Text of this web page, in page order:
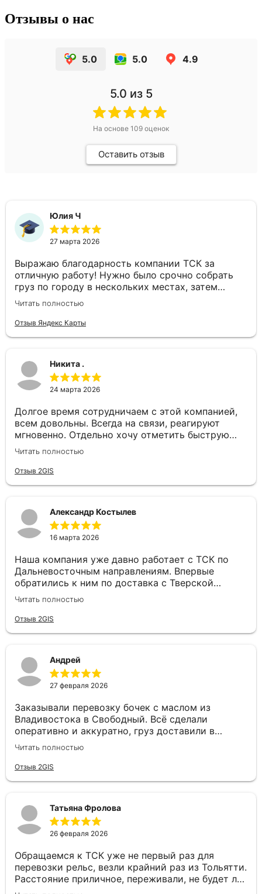
Отзывы о нас
5.0 5.0 4.9
5.0 из 5
На основе 109 оценок
Оставить отзыв
Юлия Ч
27 марта 2026
Выражаю благодарность компании ТСК за
отличную работу! Нужно было срочно собрать
груз по городу в нескольких местах, затем
доставить в другой город день в день. Ребята
подобрали отдельный автомобиль, все сделали
оперативно. Спасибо за слаженность и
Читать полностью
Отзыв Яндекс Карты
Никита .
24 марта 2026
Долгое время сотрудничаем с этой компанией,
всем довольны. Всегда на связи, реагируют
мгновенно. Отдельно хочу отметить быструю
постановку авто и отличное качество самих
перевозок. Надёжный перевозчик, рекомендуем!
Читать полностью
Отзыв 2GIS
Александр Костылев
16 марта 2026
Наша компания уже давно работает с ТСК по
Дальневосточным направлениям. Впервые
обратились к ним по доставка с Тверской
области до Севастополя, ребята не растерялись.
Все быстро рассчитали, подобрали машину и
доставили оперативно груз. Спасибо большое!
Читать полностью
Отзыв 2GIS
Андрей
27 февраля 2026
Заказывали перевозку бочек с маслом из
Владивостока в Свободный. Всё сделали
оперативно и аккуратно, груз доставили в
целости и в срок. Особую благодарность хочу
выразить менеджеру Валерии — очень приятный
и грамотный специалист. Быстро оформила
удовольствие! Спасибо за качественную работу
и человеческое отношение!
Читать полностью
Отзыв 2GIS
Татьяна Фролова
26 февраля 2026
Обращаемся к ТСК уже не первый раз для
перевозки рельс, везли крайний раз из Тольятти.
Расстояние приличное, переживали, не будет ли
задержек. Но ТСК сработали четко: отслеживали